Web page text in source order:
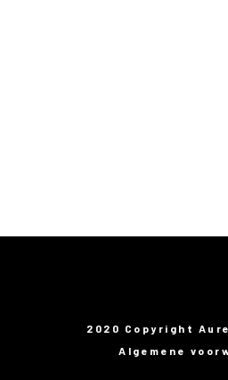
2020 Copyright
Algemene